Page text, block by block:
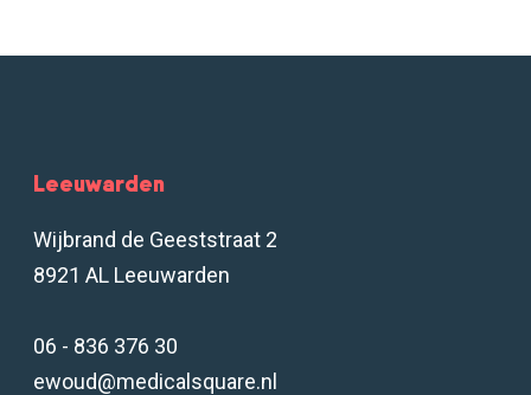
Leeuwarden
Wijbrand de Geeststraat 2
8921 AL Leeuwarden
06 - 836 376 30
ewoud@medicalsquare.nl